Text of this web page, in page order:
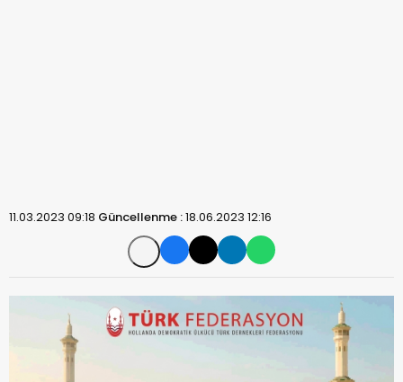
11.03.2023 09:18 Güncellenme :18.06.2023 12:16